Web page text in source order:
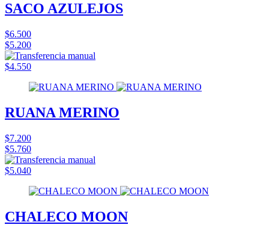
SACO AZULEJOS
$6.500
$5.200
$4.550
RUANA MERINO
$7.200
$5.760
$5.040
CHALECO MOON